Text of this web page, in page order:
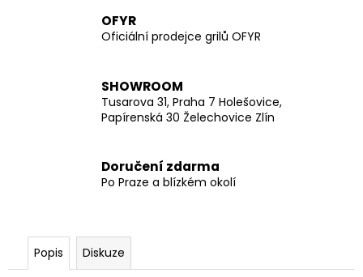
OFYR
Oficiální prodejce grilů OFYR
SHOWROOM
Tusarova 31, Praha 7 Holešovice,
Papírenská 30 Želechovice Zlín
Doručení zdarma
Po Praze a blízkém okolí
Popis Diskuze